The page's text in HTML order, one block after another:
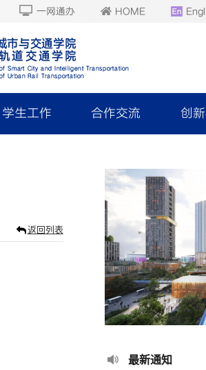
一网通办 HOME
学生工作 合作交流 创
返回列表
最新通知